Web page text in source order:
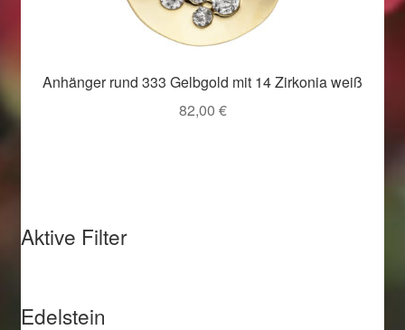
Anhänger rund 333 Gelbgold mit 14 Zirkonia weiß
82,00 €
Aktive Filter
Edelstein